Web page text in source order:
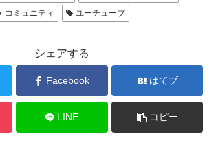
コミュニティ ユーチューブ
シェアする
Facebook はてブ
LINE コピー